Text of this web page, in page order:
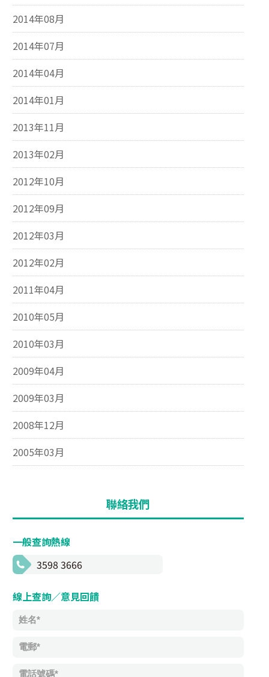
2014年08月
2014年07月
2014年04月
2014年01月
2013年11月
2013年02月
2012年10月
2012年09月
2012年03月
2012年02月
2011年04月
2010年05月
2010年03月
2009年04月
2009年03月
2008年12月
2005年03月
聯絡我們
一般查詢熱線
3598 3666
線上查詢／意見回饋